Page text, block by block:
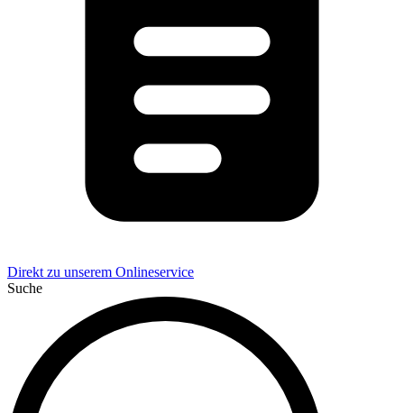
Direkt zu unserem Onlineservice
Suche